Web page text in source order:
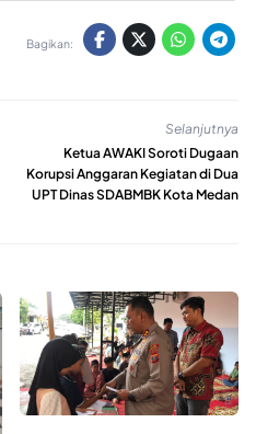
Bagikan:
Selanjutnya
Ketua AWAKI Soroti Dugaan
Korupsi Anggaran Kegiatan di Dua
UPT Dinas SDABMBK Kota Medan